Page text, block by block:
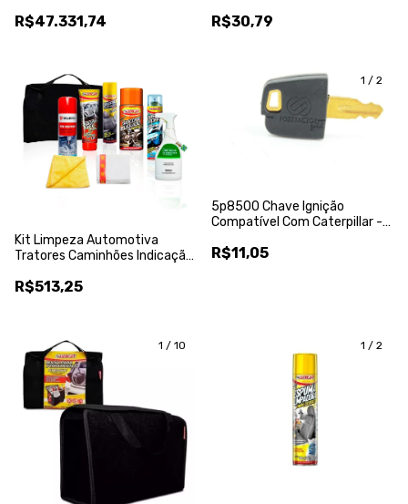
R$47.331,74 R$30,79
Kit Limpeza Automotiva
Tratores Caminhões Indicação
R$513,25
1 / 2
5p8500 Chave Ignição
Compatível Com Caterpillar -
R$11,05
1 / 10 1 / 2